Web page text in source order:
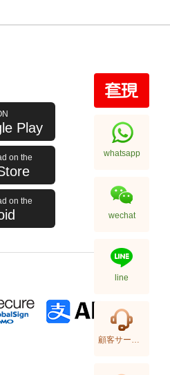
Ap4936c Blk Gp
Crossbody Bag
Play
on the
on the
whatsapp
wechat
line
顧客サービス